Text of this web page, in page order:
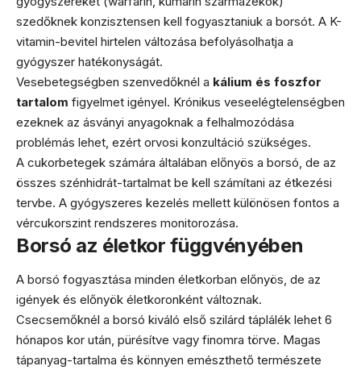
szedőknek konzisztensen kell fogyasztaniuk a borsót. A K-
vitamin-bevitel hirtelen változása befolyásolhatja a
gyógyszer hatékonyságát.
Vesebetegségben szenvedőknél a kálium és foszfor
tartalom figyelmet igényel. Krónikus veseelégtelenségben
ezeknek az ásványi anyagoknak a felhalmozódása
problémás lehet, ezért orvosi konzultáció szükséges.
A cukorbetegek számára általában előnyös a borsó, de az
összes szénhidrát-tartalmat be kell számítani az étkezési
tervbe. A gyógyszeres kezelés mellett különösen fontos a
vércukorszint rendszeres monitorozása.
Borsó az életkor függvényében
A borsó fogyasztása minden életkorban előnyös, de az
igények és előnyök életkoronként változnak.
Csecsemőknél a borsó kiváló első szilárd táplálék lehet 6
hónapos kor után, pürésítve vagy finomra törve. Magas
tápanyag-tartalma és könnyen emészthető természete